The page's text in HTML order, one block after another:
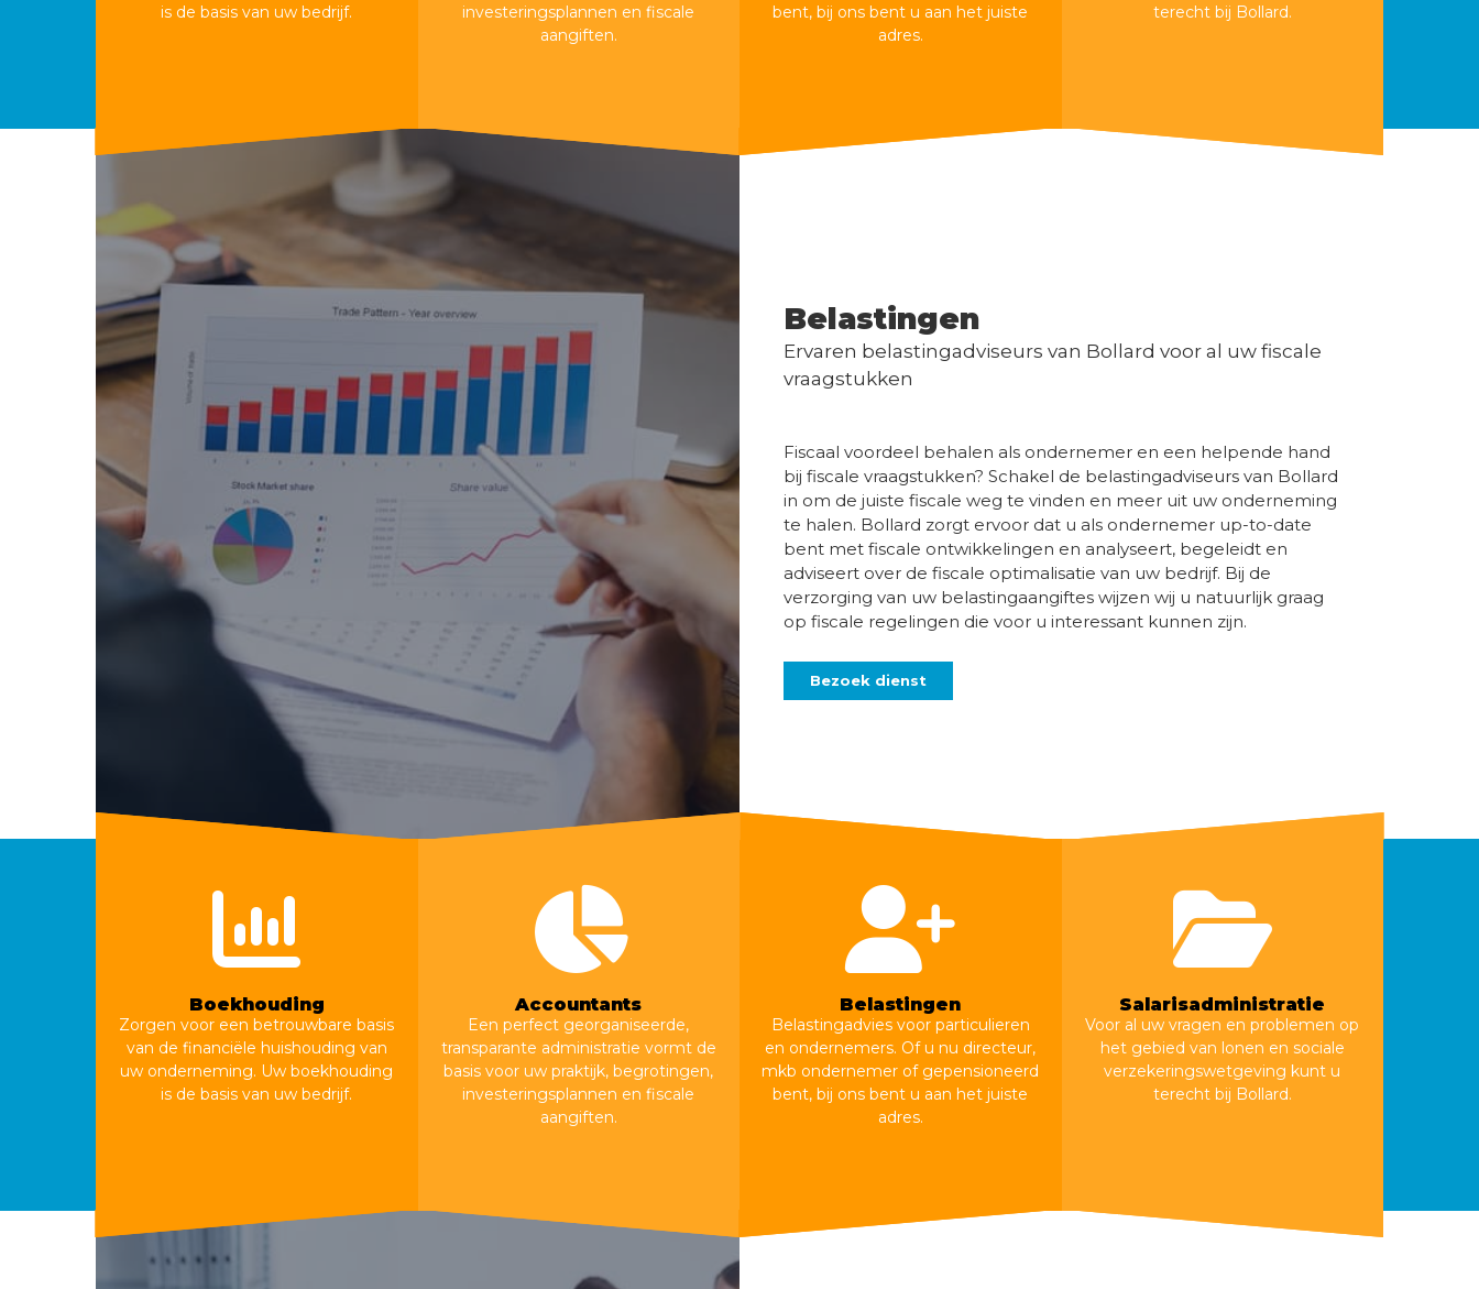
is de basis van uw bedrijf.
investeringsplannen en fiscale
aangiften.
bent, bij ons bent u aan het juiste
adres.
terecht bij Bollard.
Belastingen
Ervaren belastingadviseurs van Bollard voor al uw fiscale
vraagstukken
Fiscaal voordeel behalen als ondernemer en een helpende hand
bij fiscale vraagstukken? Schakel de belastingadviseurs van Bollard
in om de juiste fiscale weg te vinden en meer uit uw onderneming
te halen. Bollard zorgt ervoor dat u als ondernemer up-to-date
bent met fiscale ontwikkelingen en analyseert, begeleidt en
adviseert over de fiscale optimalisatie van uw bedrijf. Bij de
verzorging van uw belastingaangiftes wijzen wij u natuurlijk graag
op fiscale regelingen die voor u interessant kunnen zijn.
Bezoek dienst
Boekhouding
Zorgen voor een betrouwbare basis
van de financiële huishouding van
uw onderneming. Uw boekhouding
is de basis van uw bedrijf.
Accountants
Een perfect georganiseerde,
transparante administratie vormt de
basis voor uw praktijk, begrotingen,
investeringsplannen en fiscale
aangiften.
Belastingen
Belastingadvies voor particulieren
en ondernemers. Of u nu directeur,
mkb ondernemer of gepensioneerd
bent, bij ons bent u aan het juiste
adres.
Salarisadministratie
Voor al uw vragen en problemen op
het gebied van lonen en sociale
verzekeringswetgeving kunt u
terecht bij Bollard.